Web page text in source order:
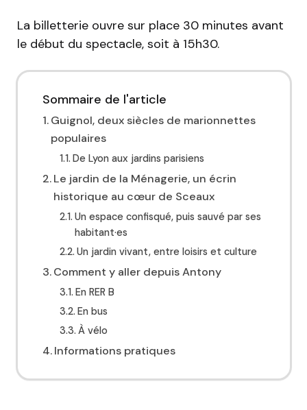
La billetterie ouvre sur place 30 minutes avant
le début du spectacle, soit à 15h30.
Sommaire de l'article
Guignol, deux siècles de marionnettes
populaires
De Lyon aux jardins parisiens
Le jardin de la Ménagerie, un écrin
historique au cœur de Sceaux
Un espace confisqué, puis sauvé par ses
habitant·es
Un jardin vivant, entre loisirs et culture
Comment y aller depuis Antony
En RER B
En bus
À vélo
Informations pratiques